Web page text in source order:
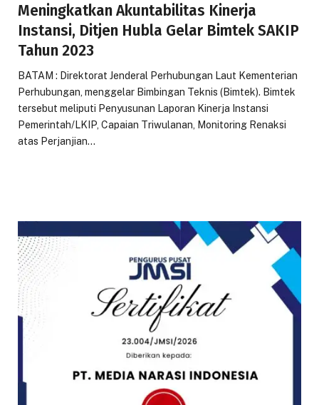
Meningkatkan Akuntabilitas Kinerja
Instansi, Ditjen Hubla Gelar Bimtek SAKIP
Tahun 2023
BATAM : Direktorat Jenderal Perhubungan Laut Kementerian
Perhubungan, menggelar Bimbingan Teknis (Bimtek). Bimtek
tersebut meliputi Penyusunan Laporan Kinerja Instansi
Pemerintah/LKIP, Capaian Triwulanan, Monitoring Renaksi
atas Perjanjian…